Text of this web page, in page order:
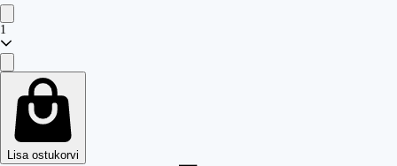
1
Lisa ostukorvi